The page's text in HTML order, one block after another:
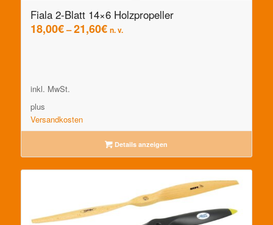
Fiala 2-Blatt 14×6 Holzpropeller
18,00€–21,60€ n. v.
inkl. MwSt.
plus
Versandkosten
Details anzeigen